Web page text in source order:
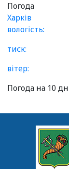
Погода
Харків
вологість:
тиск:
вітер:
Погода на 10